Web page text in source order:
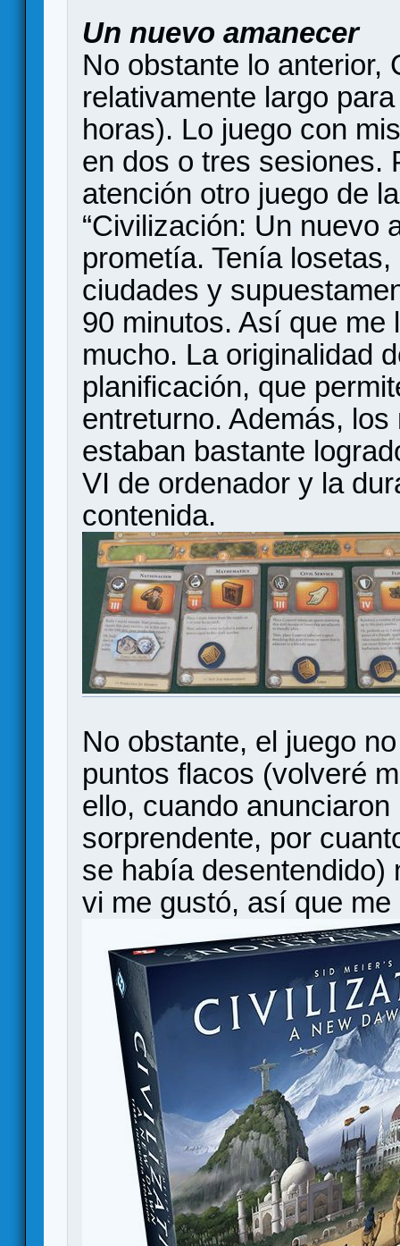
Un nuevo amanecer
No obstante lo anterior,
relativamente largo
horas). Lo juego con
en dos o tres sesiones.
atención otro juego de
“Civilización: Un nuevo
prometía. Tenía
ciudades y
90 minutos. Así que me
mucho. La originalidad
planificación, que
entreturno. Además,
estaban bastante
VI de ordenador y la
contenida.
No obstante, el juego
puntos flacos (volveré
ello, cuando
sorprendente, por
se había desentendido)
vi me gustó, así que me